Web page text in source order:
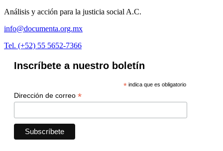
Análisis y acción para la justicia social A.C.
info@documenta.org.mx
Tel. (+52) 55 5652-7366
Inscríbete a nuestro boletín
*indica que es obligatorio
Dirección de correo *